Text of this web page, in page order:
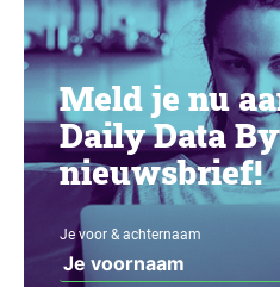
Meld je nu
Daily Data
nieuwsbrief!
Je voor & achternaam